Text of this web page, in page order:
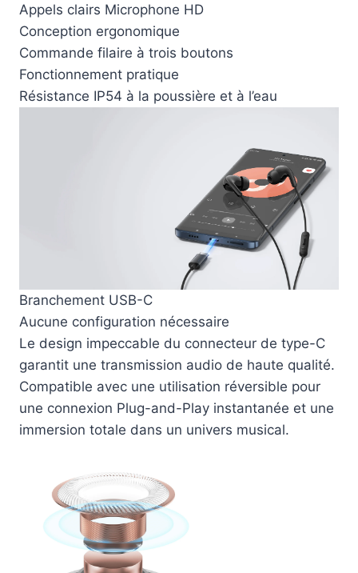
Appels clairs Microphone HD
Conception ergonomique
Commande filaire à trois boutons
Fonctionnement pratique
Résistance IP54 à la poussière et à l’eau
Branchement USB-C
Aucune configuration nécessaire
Le design impeccable du connecteur de type-C
garantit une transmission audio de haute qualité.
Compatible avec une utilisation réversible pour
une connexion Plug-and-Play instantanée et une
immersion totale dans un univers musical.